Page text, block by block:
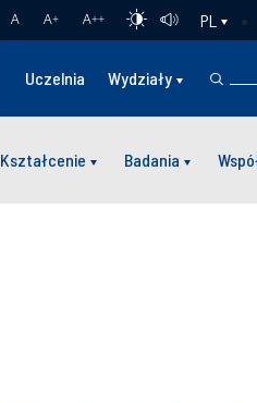
A A+ A++ PL
Uczelnia Wydziały
Kształcenie Badania